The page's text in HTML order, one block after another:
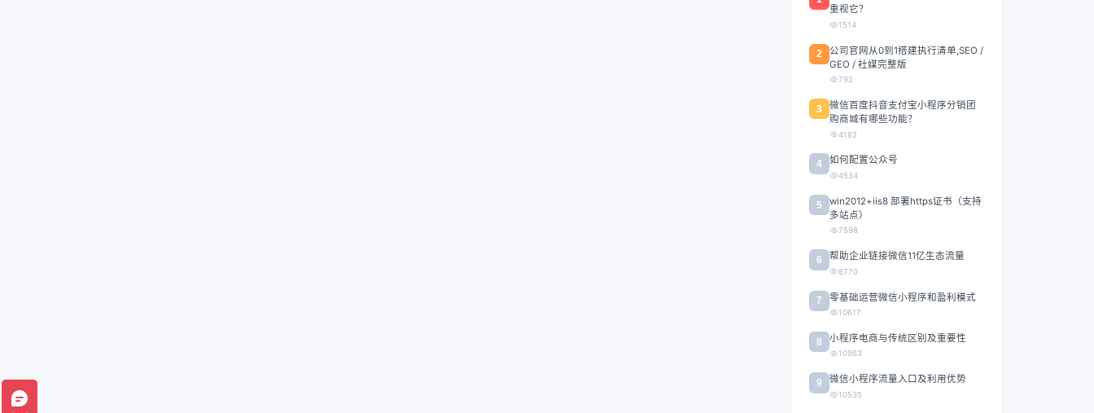
重视它？
1514
2
公司官网从0到1搭建执行清单,SEO /
GEO / 社媒完整版
792
3
微信百度抖音支付宝小程序分销团
购商城有哪些功能？
4182
4 如何配置公众号
4534
5
win2012+iis8 部署https证书（支持
多站点）
7598
6 帮助企业链接微信11亿生态流量
8770
7 零基础运营微信小程序和盈利模式
10617
8 小程序电商与传统区别及重要性
10963
9 微信小程序流量入口及利用优势
10535